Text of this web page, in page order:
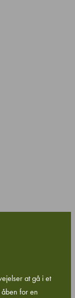
at gå i et
for en